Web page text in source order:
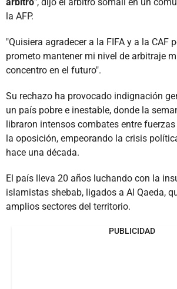
árbitro", dijo el árbitro somalí en un
la AFP.
"Quisiera agradecer a la FIFA y a la CAF
prometo mantener mi nivel de arbitraje
concentro en el futuro".
Su rechazo ha provocado indignación
un país pobre e inestable, donde la
libraron intensos combates entre
la oposición, empeorando la crisis
hace una década.
El país lleva 20 años luchando con la
islamistas shebab, ligados a Al Qaeda,
amplios sectores del territorio.
PUBLICIDAD